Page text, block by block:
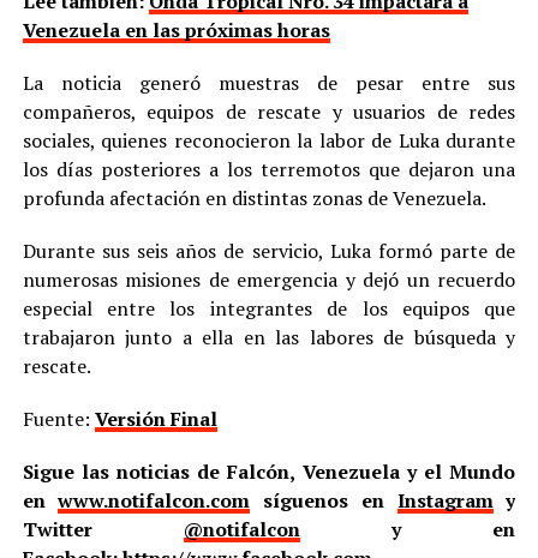
Venezuela en las próximas horas
La noticia generó muestras de pesar entre sus
compañeros, equipos de rescate y usuarios de redes
sociales, quienes reconocieron la labor de Luka durante
los días posteriores a los terremotos que dejaron una
profunda afectación en distintas zonas de Venezuela.
Durante sus seis años de servicio, Luka formó parte de
numerosas misiones de emergencia y dejó un recuerdo
especial entre los integrantes de los equipos que
trabajaron junto a ella en las labores de búsqueda y
rescate.
Fuente: Versión Final
Sigue las noticias de Falcón, Venezuela y el Mundo
enwww.notifalcon.com síguenos en Instagramy
Twitter @notifalcony en